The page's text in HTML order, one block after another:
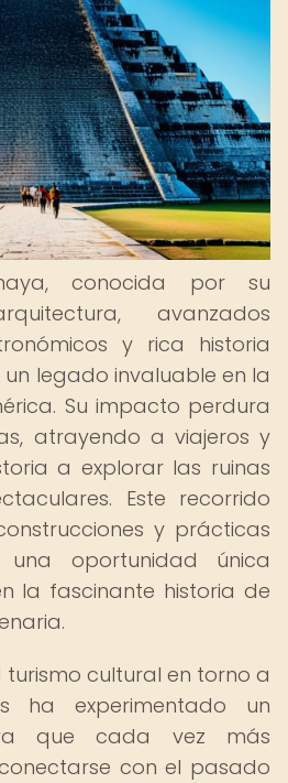
conocida por su
avanzados
y rica historia
legado invaluable en la
Su impacto perdura
atrayendo a viajeros y
a explorar las ruinas
Este recorrido
y prácticas
una oportunidad única
la fascinante historia de
turismo cultural en torno a
ha experimentado un
que cada vez más
con el pasado